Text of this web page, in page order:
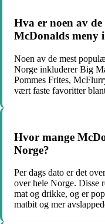
Hva er noen av
McDonalds meny
Noen av de mest
Norge inkluderer Big
Pommes Frites,
vært faste favoritter
Hvor mange
Norge?
Per dags dato er det
over hele Norge. Disse
mat og drikke, og er
matbit og mer